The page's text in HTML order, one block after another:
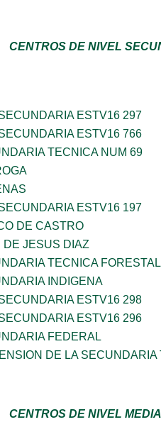
CENTROS DE NIVEL
ESTV16 297
ESTV16 766
TECNICA NUM 69
ESTV16 197
DE CASTRO
DE JESUS DIAZ
TECNICA
INDIGENA
ESTV16 298
ESTV16 296
FEDERAL
DE LA SECUNDARIA
CENTROS DE NIVEL